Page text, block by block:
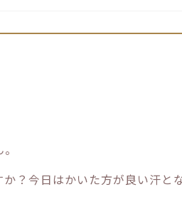
？今日はかいた方が良い汗と